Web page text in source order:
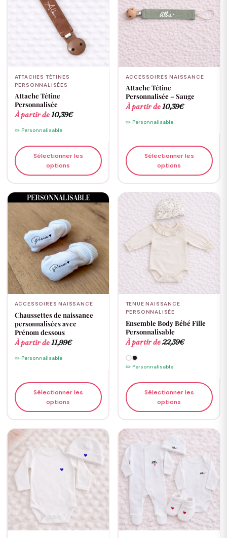
ATTACHES TÉTINES
PERSONNALISÉES
Attache Tétine
Personnalisée
À partir de10,39€
✏️ Personnalisable
Sélectionner les
options
ACCESSOIRES NAISSANCE
Attache Tétine
Personnalisée – Sauge
À partir de10,39€
✏️ Personnalisable
Sélectionner les
options
ACCESSOIRES NAISSANCE
Chaussettes de naissance
personnalisées avec
Prénom dessous
À partir de11,99€
✏️ Personnalisable
Sélectionner les
options
TENUE NAISSANCE
PERSONNALISÉE
Ensemble Body Bébé Fille
Personnalisable
À partir de22,39€
✏️ Personnalisable
Sélectionner les
options